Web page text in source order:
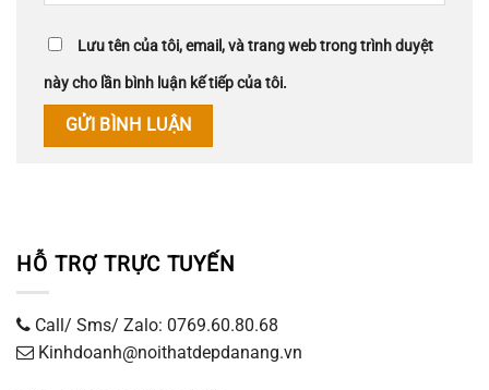
Lưu tên của tôi, email, và trang web trong trình duyệt
này cho lần bình luận kế tiếp của tôi.
HỖ TRỢ TRỰC TUYẾN
Call/ Sms/ Zalo: 0769.60.80.68
Kinhdoanh@noithatdepdanang.vn